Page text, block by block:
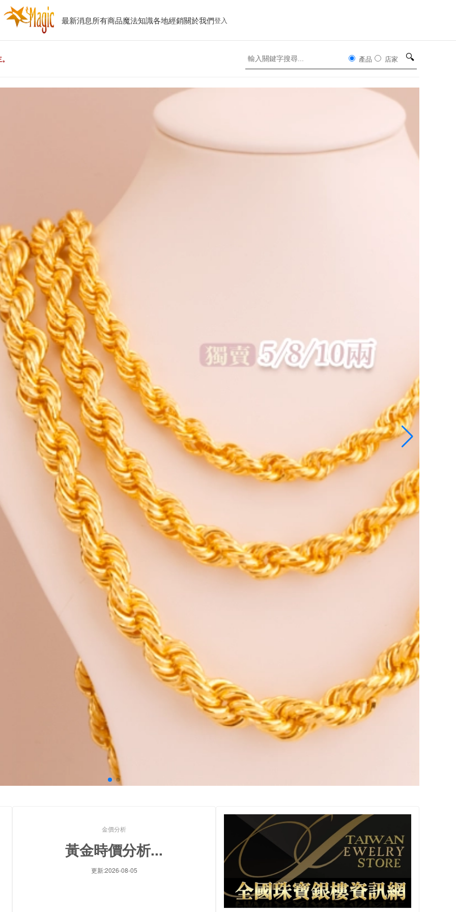
最新消息所有商品魔法知識各地經銷關於我們登入
產品 店家 🔍
金價分析
黃金時價分析...
更新:2026-08-05